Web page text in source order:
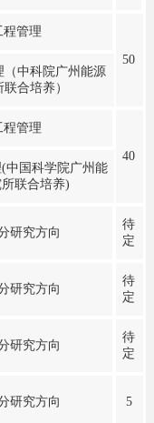
程管理
50
（中科院广州能源
合培养）
程管理
40
中国科学院广州能
联合培养)
研究方向
待
定
研究方向
待
定
研究方向
待
定
研究方向 5